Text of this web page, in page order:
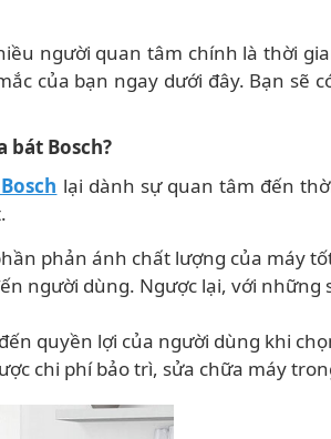
người quan tâm chính là thời
của bạn ngay dưới đây. Bạn
bát Bosch?
lại dành sự quan tâm đến
phản ánh chất lượng của máy
người dùng. Ngược lại, với
quyền lợi của người dùng khi
chi phí bảo trì, sửa chữa máy